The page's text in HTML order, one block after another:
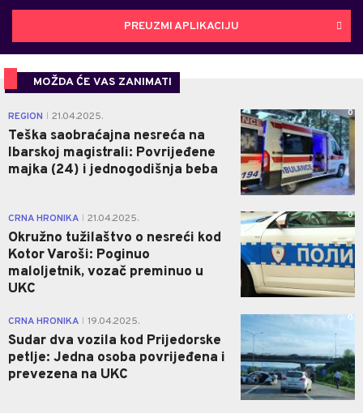
PREUZMI APLIKACIJU
MOŽDA ĆE VAS ZANIMATI
REGION 21.04.2025.
Teška saobraćajna nesreća na
Ibarskoj magistrali: Povrijeđene
majka (24) i jednogodišnja beba
0
CRNA HRONIKA 21.04.2025.
Okružno tužilaštvo o nesreći kod
Kotor Varoši: Poginuo
maloljetnik, vozač preminuo u
UKC
0
CRNA HRONIKA 19.04.2025.
Sudar dva vozila kod Prijedorske
petlje: Jedna osoba povrijeđena i
prevezena na UKC
0